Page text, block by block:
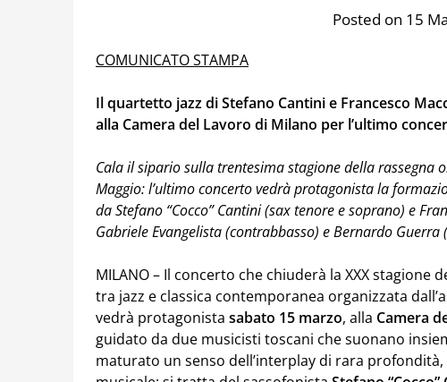
Posted on 15
COMUNICATO STAMPA
Il quartetto jazz di Stefano Cantini e Francesco
alla Camera del Lavoro di Milano per l’ultimo
Cala il sipario sulla trentesima stagione della rassegna
Maggio: l’ultimo concerto vedrà protagonista la
da Stefano “Cocco” Cantini (sax tenore e soprano) e
Gabriele Evangelista (contrabbasso) e Bernardo Guerra
MILANO – Il concerto che chiuderà la XXX stagione
tra jazz e classica contemporanea organizzata
vedrà protagonista sabato 15 marzo, alla Camera
guidato da due musicisti toscani che suonano
maturato un senso dell’interplay di rara